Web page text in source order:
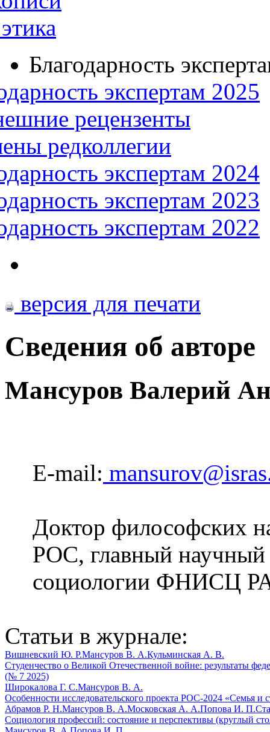
Благодарность
экспертам 2025
рецензенты
редколлегии
экспертам 2024
экспертам 2023
экспертам 2022
версия для печати
Сведения об авторе
Мансуров Валерий
E-mail:
Доктор философских
РОС, главный научный
социологии ФНИСЦ
Статьи в журнале:
Вишневский Ю. Р.Мансуров В. А.Кульминская А. В.
Студенчество о Великой Отечественной войне: результаты
(№ 7 2025)
Широкалова Г. С.Мансуров В. А.
Особенности исследовательского проекта РОС-2024 «Семья и
Абрамов Р. Н.Мансуров В. А.Московская А. А.Попова И. П.
Социология профессий: состояние и перспективы (круглый